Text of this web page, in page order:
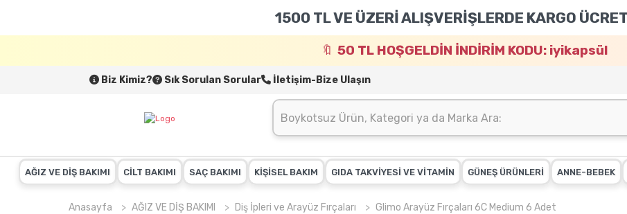
1500 TL VE ÜZERİ ALIŞVERİŞLERDE KARGO
50 TL HOŞGELDİN İNDİRİM KODU: iyikapsül
Biz Kimiz? Sık Sorulan Sorular İletişim-Bize Ulaşın
AĞIZ VE DİŞ BAKIMI CİLT BAKIMI SAÇ BAKIMI KİŞİSEL BAKIM GIDA TAKVİYESİ VE VİTAMİN GÜNEŞ ÜRÜNLERİ ANNE-BEBEK
Anasayfa AĞIZ VE DİŞ BAKIMI Diş İpleri ve Arayüz Fırçaları Glimo Arayüz Fırçaları 6C Medium 6 Adet